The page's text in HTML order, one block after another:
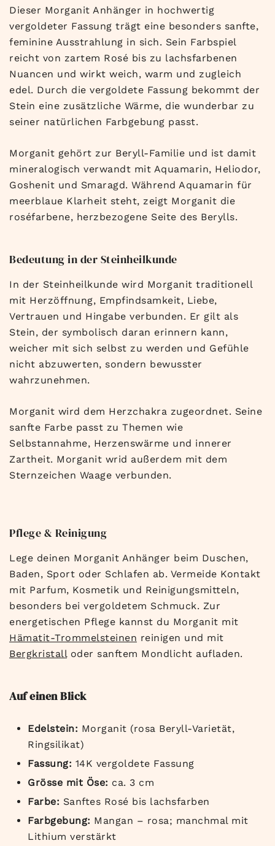
Dieser Morganit Anhänger in hochwertig
vergoldeter Fassung trägt eine besonders sanfte,
feminine Ausstrahlung in sich. Sein Farbspiel
reicht von zartem Rosé bis zu lachsfarbenen
Nuancen und wirkt weich, warm und zugleich
edel. Durch die vergoldete Fassung bekommt der
Stein eine zusätzliche Wärme, die wunderbar zu
seiner natürlichen Farbgebung passt.
Morganit gehört zur Beryll-Familie und ist damit
mineralogisch verwandt mit Aquamarin, Heliodor,
Goshenit und Smaragd. Während Aquamarin für
meerblaue Klarheit steht, zeigt Morganit die
roséfarbene, herzbezogene Seite des Berylls.
Bedeutung in der Steinheilkunde
In der Steinheilkunde wird Morganit traditionell
mit Herzöffnung, Empfindsamkeit, Liebe,
Vertrauen und Hingabe verbunden. Er gilt als
Stein, der symbolisch daran erinnern kann,
weicher mit sich selbst zu werden und Gefühle
nicht abzuwerten, sondern bewusster
wahrzunehmen.
Morganit wird dem Herzchakra zugeordnet. Seine
sanfte Farbe passt zu Themen wie
Selbstannahme, Herzenswärme und innerer
Zartheit. Morganit wrid außerdem mit dem
Sternzeichen Waage verbunden.
Pflege & Reinigung
Lege deinen Morganit Anhänger beim Duschen,
Baden, Sport oder Schlafen ab. Vermeide Kontakt
mit Parfum, Kosmetik und Reinigungsmitteln,
besonders bei vergoldetem Schmuck. Zur
energetischen Pflege kannst du Morganit mit
Hämatit-Trommelsteinen reinigen und mit
Bergkristall oder sanftem Mondlicht aufladen.
Auf einen Blick
Edelstein: Morganit (rosa Beryll-Varietät,
Ringsilikat)
Fassung: 14K vergoldete Fassung
Grösse mit Öse: ca. 3 cm
Farbe: Sanftes Rosé bis lachsfarben
Farbgebung: Mangan – rosa; manchmal mit
Lithium verstärkt